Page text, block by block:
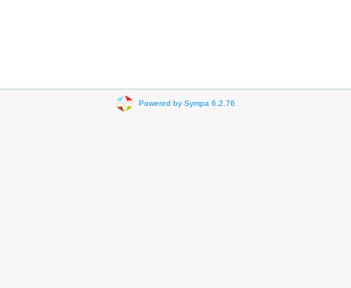
Powered by Sympa 6.2.76